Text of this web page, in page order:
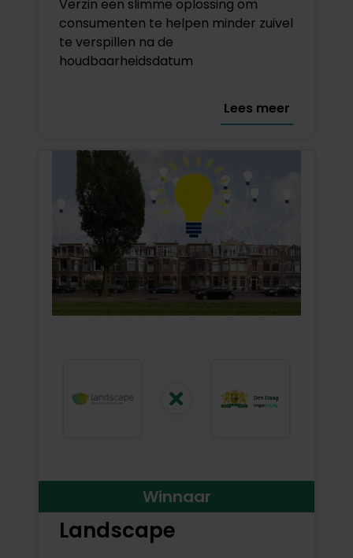
Verzin een slimme oplossing om
consumenten te helpen minder zuivel
te verspillen na de
houdbaarheidsdatum
Lees meer
Winnaar
Landscape